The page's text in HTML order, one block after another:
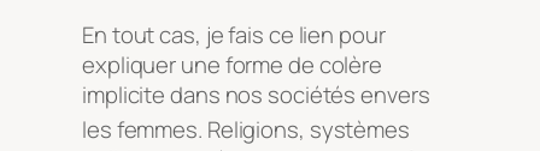
En tout cas, je fais ce lien pour
expliquer une forme de colère
implicite dans nos sociétés envers
les femmes. Religions, systèmes